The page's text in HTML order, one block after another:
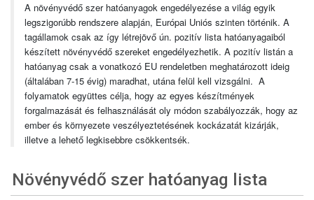
A növényvédő szer hatóanyagok engedélyezése a világ egyik
legszigorúbb rendszere alapján, Európai Uniós szinten történik. A
tagállamok csak az így létrejövő ún. pozitív lista hatóanyagaiból
készített növényvédő szereket engedélyezhetik. A pozitív listán a
hatóanyag csak a vonatkozó EU rendeletben meghatározott ideig
(általában 7-15 évig) maradhat, utána felül kell vizsgálni. A
folyamatok együttes célja, hogy az egyes készítmények
forgalmazását és felhasználását oly módon szabályozzák, hogy az
ember és környezete veszélyeztetésének kockázatát kizárják,
illetve a lehető legkisebbre csökkentsék.
Növényvédő szer hatóanyag lista